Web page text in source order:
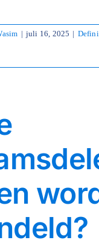
| juli 16, 2025 |